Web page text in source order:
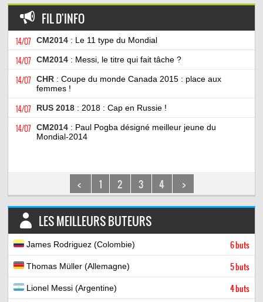
FIL D'INFO
14/07 CM2014 : Le 11 type du Mondial
14/07 CM2014 : Messi, le titre qui fait tâche ?
14/07 CHR : Coupe du monde Canada 2015 : place aux
femmes !
14/07 RUS 2018 : 2018 : Cap en Russie !
14/07 CM2014 : Paul Pogba désigné meilleur jeune du
Mondial-2014
< 1 2 3 4 >
LES MEILLEURS BUTEURS
James Rodriguez (Colombie) 6 buts
Thomas Müller (Allemagne) 5 buts
Lionel Messi (Argentine) 4 buts